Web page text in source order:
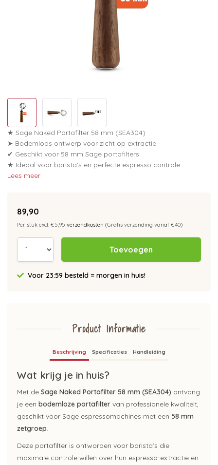
★ Sage Naked Portafilter 58 mm (SEA304)
➤ Bodemloos ontwerp voor zicht op extractie
✔ Geschikt voor 58 mm Sage portafilters
★ Ideaal voor barista’s en perfecte espresso controle
Lees meer
89,90
Per stuk excl. €5,95 verzendkosten (Gratis verzending vanaf €40)
Toevoegen
Voor 23:59 besteld = morgen in huis!
Product Informatie
Beschrijving Specificaties Handleiding
Wat krijg je in huis?
Met de Sage Naked Portafilter 58 mm (SEA304) ontvang
je een bodemloze portafilter van professionele kwaliteit,
geschikt voor Sage espressomachines met een 58 mm
zetgroep.
Deze portafilter is ontworpen voor barista’s die
maximale controle willen over hun espresso-extractie en